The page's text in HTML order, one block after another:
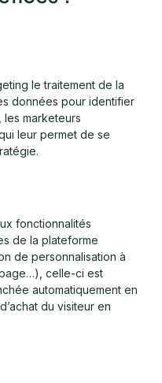
le traitement de la
données pour identifier
marketeurs
leur permet de se
fonctionnalités
de la plateforme
de personnalisation à
celle-ci est
automatiquement en
du visiteur en